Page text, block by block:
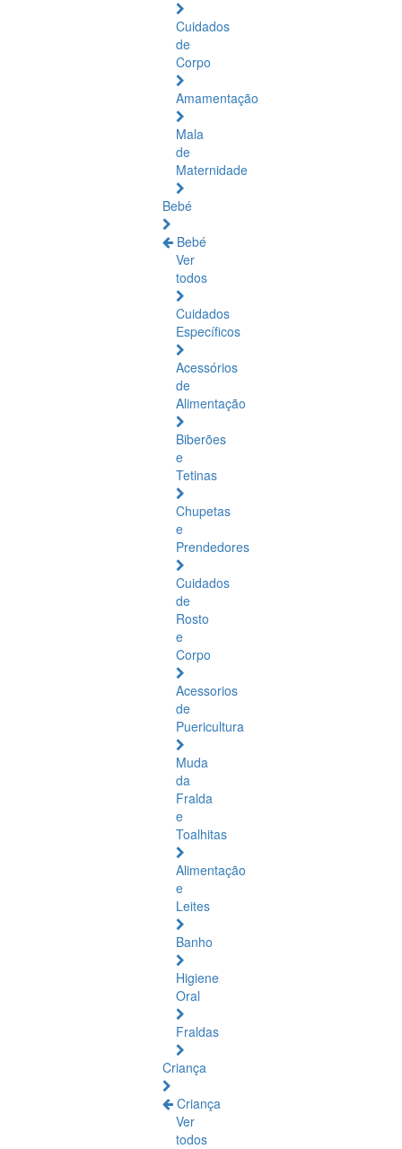
Cuidados
de
Corpo
Amamentação
Mala
de
Maternidade
Bebé
Bebé
Ver
todos
Cuidados
Específicos
Acessórios
de
Alimentação
Biberões
e
Tetinas
Chupetas
e
Prendedores
Cuidados
de
Rosto
e
Corpo
Acessorios
de
Puericultura
Muda
da
Fralda
e
Toalhitas
Alimentação
e
Leites
Banho
Higiene
Oral
Fraldas
Criança
Criança
Ver
todos